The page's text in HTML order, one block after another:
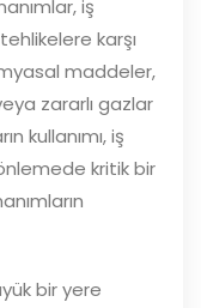
iş
karşı
maddeler,
zararlı gazlar
kullanımı, iş
kritik bir
bir yere